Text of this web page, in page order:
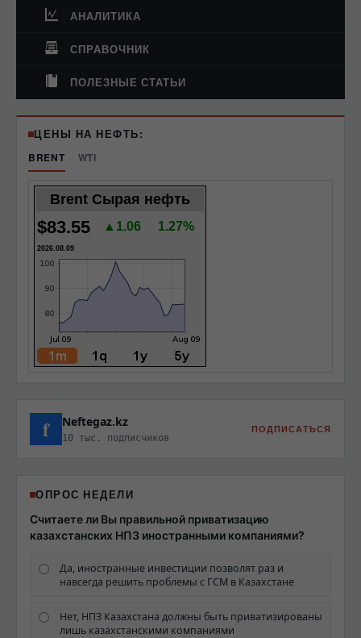
АНАЛИТИКА
СПРАВОЧНИК
ПОЛЕЗНЫЕ СТАТЬИ
ЦЕНЫ НА НЕФТЬ:
BRENT
WTI
Brent Сырая нефть
$83.55 ▲1.06 1.27%
2026.08.09
f Neftegaz.kz
10 тыс. подписчиков
ПОДПИСАТЬСЯ
ОПРОС НЕДЕЛИ
Считаете ли Вы правильной приватизацию
казахстанских НПЗ иностранными компаниями?
Да, иностранные инвестиции позволят раз и
навсегда решить проблемы с ГСМ в Казахстане
Нет, НПЗ Казахстана должны быть приватизированы
лишь казахстанскими компаниями